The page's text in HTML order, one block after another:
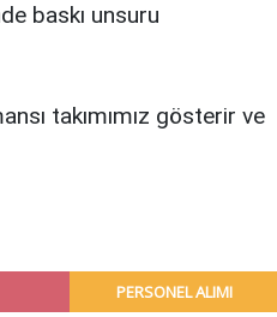
baskı unsuru
takımımız gösterir ve